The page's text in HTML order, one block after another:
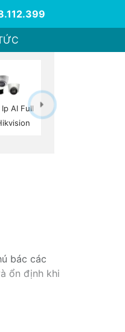
AI Full
bác các
ổn định khi